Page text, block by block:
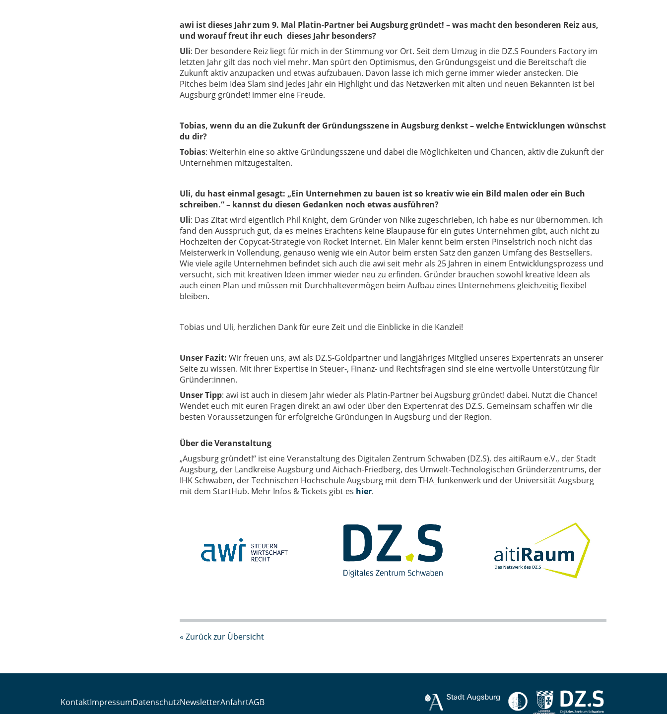
awi ist dieses Jahr zum 9. Mal Platin-Partner bei Augsburg gründet! – was macht den besonderen Reiz aus,
und worauf freut ihr euch dieses Jahr besonders?
Uli: Der besondere Reiz liegt für mich in der Stimmung vor Ort. Seit dem Umzug in die DZ.S Founders Factory im
letzten Jahr gilt das noch viel mehr. Man spürt den Optimismus, den Gründungsgeist und die Bereitschaft die
Zukunft aktiv anzupacken und etwas aufzubauen. Davon lasse ich mich gerne immer wieder anstecken. Die
Pitches beim Idea Slam sind jedes Jahr ein Highlight und das Netzwerken mit alten und neuen Bekannten ist bei
Augsburg gründet! immer eine Freude.
Tobias, wenn du an die Zukunft der Gründungsszene in Augsburg denkst – welche Entwicklungen wünschst
du dir?
Tobias: Weiterhin eine so aktive Gründungsszene und dabei die Möglichkeiten und Chancen, aktiv die Zukunft der
Unternehmen mitzugestalten.
Uli, du hast einmal gesagt: „Ein Unternehmen zu bauen ist so kreativ wie ein Bild malen oder ein Buch
schreiben.“– kannst du diesen Gedanken noch etwas ausführen?
Uli: Das Zitat wird eigentlich Phil Knight, dem Gründer von Nike zugeschrieben, ich habe es nur übernommen. Ich
fand den Ausspruch gut, da es meines Erachtens keine Blaupause für ein gutes Unternehmen gibt, auch nicht zu
Hochzeiten der Copycat-Strategie von Rocket Internet. Ein Maler kennt beim ersten Pinselstrich noch nicht das
Meisterwerk in Vollendung, genauso wenig wie ein Autor beim ersten Satz den ganzen Umfang des Bestsellers.
Wie viele agile Unternehmen befindet sich auch die awi seit mehr als 25 Jahren in einem Entwicklungsprozess und
versucht, sich mit kreativen Ideen immer wieder neu zu erfinden. Gründer brauchen sowohl kreative Ideen als
auch einen Plan und müssen mit Durchhaltevermögen beim Aufbau eines Unternehmens gleichzeitig flexibel
bleiben.
Tobias und Uli, herzlichen Dank für eure Zeit und die Einblicke in die Kanzlei!
Unser Fazit: Wir freuen uns, awi als DZ.S-Goldpartner und langjähriges Mitglied unseres Expertenrats an unserer
Seite zu wissen. Mit ihrer Expertise in Steuer-, Finanz- und Rechtsfragen sind sie eine wertvolle Unterstützung für
Gründer:innen.
Unser Tipp: awi ist auch in diesem Jahr wieder als Platin-Partner bei Augsburg gründet! dabei. Nutzt die Chance!
Wendet euch mit euren Fragen direkt an awi oder über den Expertenrat des DZ.S. Gemeinsam schaffen wir die
besten Voraussetzungen für erfolgreiche Gründungen in Augsburg und der Region.
Über die Veranstaltung
„Augsburg gründet!“ ist eine Veranstaltung des Digitalen Zentrum Schwaben (DZ.S), des aitiRaum e.V., der Stadt
Augsburg, der Landkreise Augsburg und Aichach-Friedberg, des Umwelt-Technologischen Gründerzentrums, der
IHK Schwaben, der Technischen Hochschule Augsburg mit dem THA_funkenwerk und der Universität Augsburg
mit dem StartHub. Mehr Infos & Tickets gibt es hier.
« Zurück zur Übersicht
KontaktImpressumDatenschutzNewsletterAnfahrtAGB